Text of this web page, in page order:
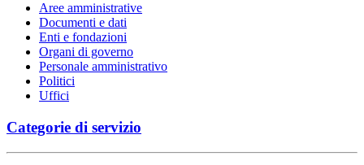
Aree amministrative
Documenti e dati
Enti e fondazioni
Organi di governo
Personale amministrativo
Politici
Uffici
Categorie di servizio